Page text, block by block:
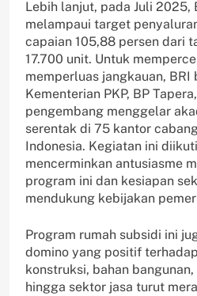
Lebih lanjut, pada Juli 2025,
melampaui target
capaian 105,88 persen dari
17.700 unit. Untuk
memperluas jangkauan, BRI
Kementerian PKP, BP
pengembang menggelar
serentak di 75 kantor
Indonesia. Kegiatan ini
mencerminkan antusiasme
program ini dan kesiapan
mendukung kebijakan
Program rumah subsidi ini
domino yang positif
konstruksi, bahan
hingga sektor jasa turut